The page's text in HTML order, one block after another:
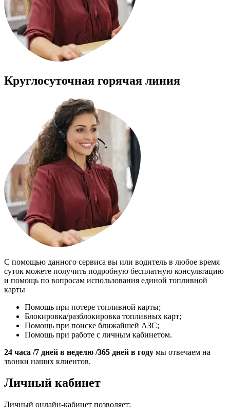
Круглосуточная горячая линия
С помощью данного сервиса вы или водитель в любое время
суток можете получить подробную бесплатную консультацию
и помощь по вопросам использования единой топливной
карты
Помощь при потере топливной карты;
Блокировка/разблокировка топливных карт;
Помощь при поиске ближайшей АЗС;
Помощь при работе с личным кабинетом.
24 часа /7 дней в неделю /365 дней в году мы отвечаем на
звонки наших клиентов.
Личный кабинет
Личный онлайн-кабинет позволяет: